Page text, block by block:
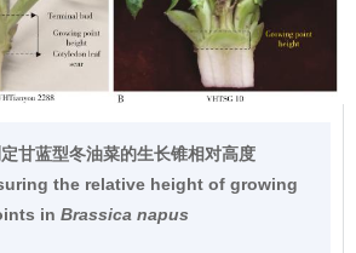
甘蓝型冬油菜的生长锥相对高度
the relative height of growing
in Brassica napus